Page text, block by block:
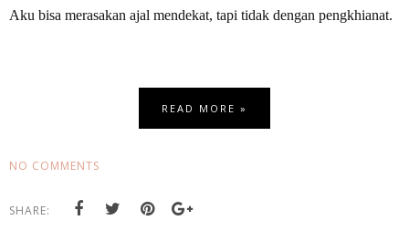
Aku bisa merasakan ajal mendekat, tapi tidak dengan pengkhianat.
READ MORE »
NO COMMENTS
SHARE: